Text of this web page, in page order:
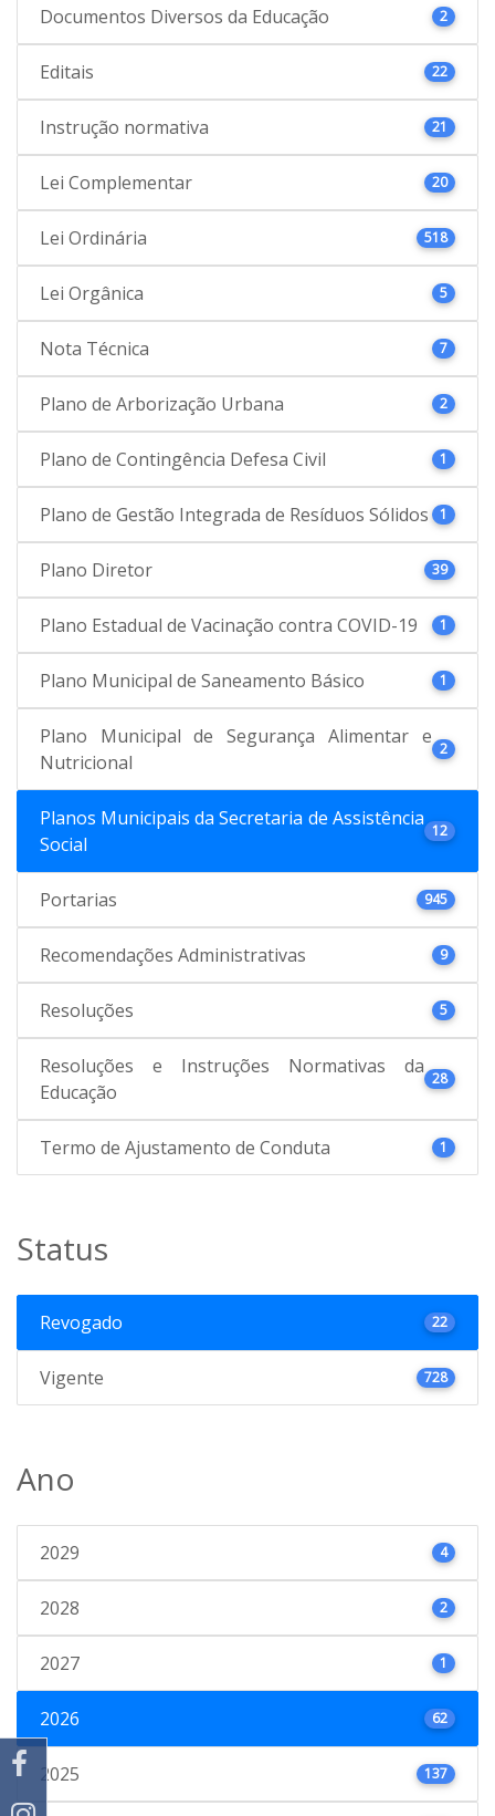
Documentos Diversos da Educação 2
Editais 22
Instrução normativa 21
Lei Complementar 20
Lei Ordinária 518
Lei Orgânica 5
Nota Técnica 7
Plano de Arborização Urbana 2
Plano de Contingência Defesa Civil 1
Plano de Gestão Integrada de Resíduos Sólidos 1
Plano Diretor 39
Plano Estadual de Vacinação contra COVID-19 1
Plano Municipal de Saneamento Básico 1
Plano Municipal de Segurança Alimentar e
Nutricional
2
Planos Municipais da Secretaria de Assistência
Social
12
Portarias 945
Recomendações Administrativas 9
Resoluções 5
Resoluções e Instruções Normativas da
Educação
28
Termo de Ajustamento de Conduta 1
Status
Revogado 22
Vigente 728
Ano
2029 4
2028 2
2027 1
2026 62
2025 137